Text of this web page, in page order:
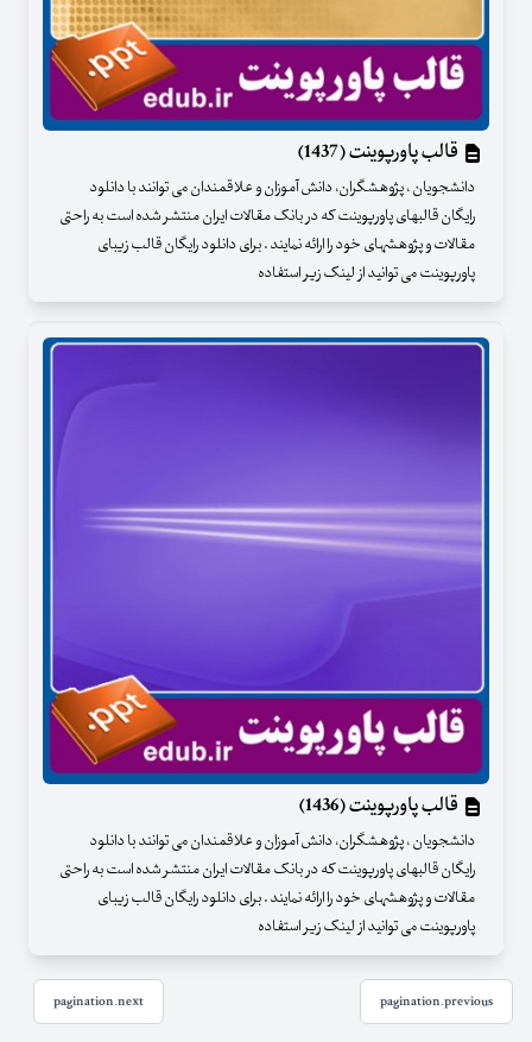
قالب پاورپوینت (1437)
دانشجویان ، پژوهشگران، دانش آموزان و علاقمندان می توانند با دانلود
رایگان قالبهای پاورپوینت که در بانک مقالات ایران منتشر شده است به راحتی
مقالات و پژوهشهای خود را ارائه نمایند . برای دانلود رایگان قالب زیبای
پاورپوینت می توانید از لینک زیر استفاده
قالب پاورپوینت (1436)
دانشجویان ، پژوهشگران، دانش آموزان و علاقمندان می توانند با دانلود
رایگان قالبهای پاورپوینت که در بانک مقالات ایران منتشر شده است به راحتی
مقالات و پژوهشهای خود را ارائه نمایند . برای دانلود رایگان قالب زیبای
پاورپوینت می توانید از لینک زیر استفاده
pagination.previous
pagination.next